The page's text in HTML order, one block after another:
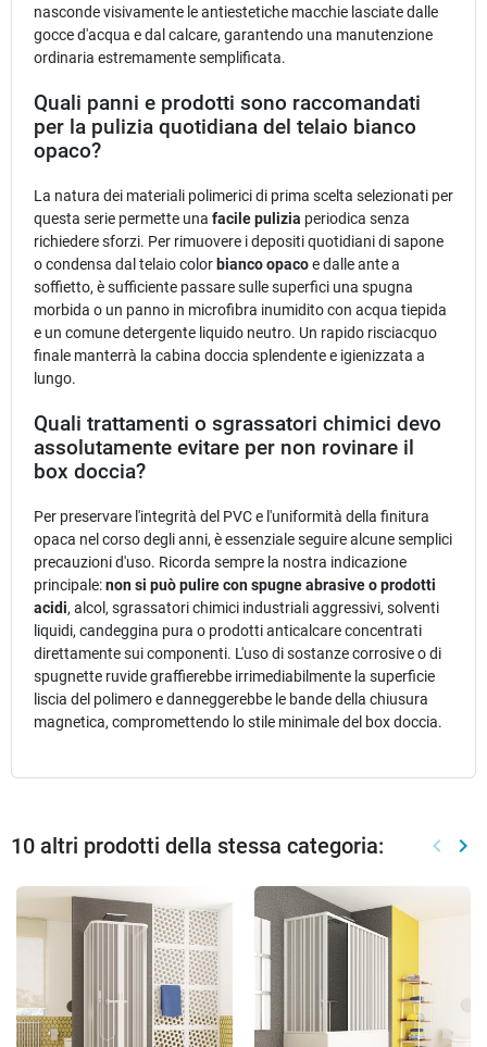
nasconde visivamente le antiestetiche macchie lasciate dalle
gocce d'acqua e dal calcare, garantendo una manutenzione
ordinaria estremamente semplificata.
Quali panni e prodotti sono raccomandati
per la pulizia quotidiana del telaio bianco
opaco?
La natura dei materiali polimerici di prima scelta selezionati per
questa serie permette una facile pulizia periodica senza
richiedere sforzi. Per rimuovere i depositi quotidiani di sapone
o condensa dal telaio color bianco opacoe dalle ante a
soffietto, è sufficiente passare sulle superfici una spugna
morbida o un panno in microfibra inumidito con acqua tiepida
e un comune detergente liquido neutro. Un rapido risciacquo
finale manterrà la cabina doccia splendente e igienizzata a
lungo.
Quali trattamenti o sgrassatori chimici devo
assolutamente evitare per non rovinare il
box doccia?
Per preservare l'integrità del PVC e l'uniformità della finitura
opaca nel corso degli anni, è essenziale seguire alcune semplici
precauzioni d'uso. Ricorda sempre la nostra indicazione
principale:non si può pulire con spugne abrasive o prodotti
acidi, alcol, sgrassatori chimici industriali aggressivi, solventi
liquidi, candeggina pura o prodotti anticalcare concentrati
direttamente sui componenti. L'uso di sostanze corrosive o di
spugnette ruvide graffierebbe irrimediabilmente la superficie
liscia del polimero e danneggerebbe le bande della chiusura
magnetica, compromettendo lo stile minimale del box doccia.
10 altri prodotti della stessa categoria: keyboard_arrow_left keyboard_arrow_right